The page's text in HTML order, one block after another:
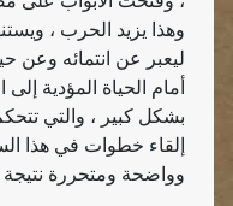
وهذا يزيد الحرب ،
ليعبر عن انتمائه وعن
أمام الحياة المؤدية إلى
بشكل كبير ، والتي تتحكم
إلقاء خطوات في هذا
وواضحة ومتحررة